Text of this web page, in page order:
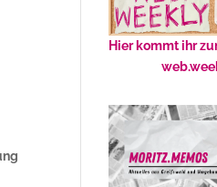
Hier kommt ihr